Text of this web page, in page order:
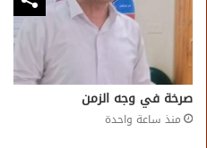
صرخة في وجه الزمن
منذ ساعة واحدة